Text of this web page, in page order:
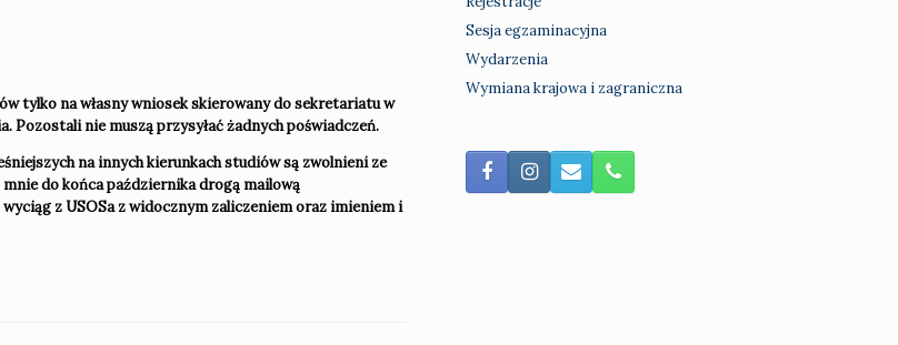
tylko na własny wniosek skierowany do sekretariatu w
nie muszą przysyłać żadnych poświadczeń.
na innych kierunkach studiów są zwolnieni ze
do końca października drogą mailową
z USOSa z widocznym zaliczeniem oraz imieniem i
Sesja egzaminacyjna
Wydarzenia
Wymiana krajowa i zagraniczna